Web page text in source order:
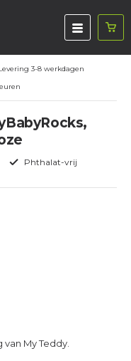
3-8 werkdagen
Phthalat-vrij
van My Teddy